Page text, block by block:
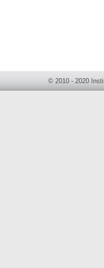
© 2010 - 2020